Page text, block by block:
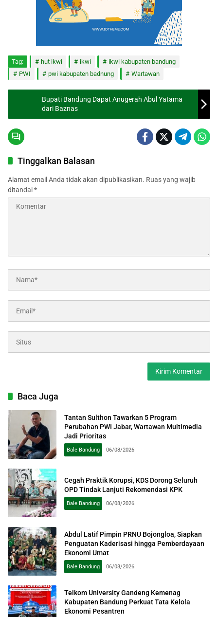
Tag: hut ikwi ikwi
ikwi kabupaten bandung
PWI
pwi kabupaten badnung Wartawan
Bupati Bandung Dapat Anugerah Abul Yatama
dari Baznas
Tinggalkan Balasan
Alamat email Anda tidak akan dipublikasikan. Ruas yang wajib
ditandai*
Baca Juga
Tantan Sulthon Tawarkan 5 Program
Perubahan PWI Jabar, Wartawan Multimedia
Jadi Prioritas
Bale Bandung 06/08/2026
Cegah Praktik Korupsi, KDS Dorong Seluruh
OPD Tindak Lanjuti Rekomendasi KPK
Bale Bandung 06/08/2026
Abdul Latif Pimpin PRNU Bojongloa, Siapkan
Penguatan Kaderisasi hingga Pemberdayaan
Ekonomi Umat
Bale Bandung 06/08/2026
Telkom University Gandeng Kemenag
Kabupaten Bandung Perkuat Tata Kelola
Ekonomi Pesantren